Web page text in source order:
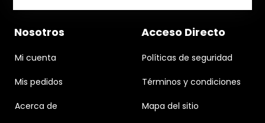
Nosotros
Mi cuenta
Mis pedidos
Acerca de
Acceso Directo
Políticas de seguridad
Términos y condiciones
Mapa del sitio